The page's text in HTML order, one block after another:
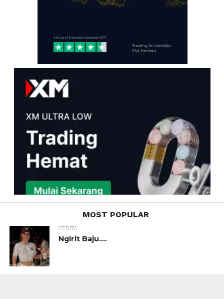
MOST POPULAR
CERITA
Ngirit Baju….